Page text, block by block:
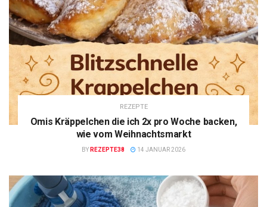
REZEPTE
Omis Kräppelchen die ich 2x pro Woche backen,
wie vom Weihnachtsmarkt
BY REZEPTE38 14 JANUAR 2026